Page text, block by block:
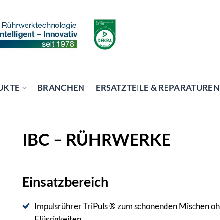
BRANCHEN ERSATZTEILE & REPARATUREN
IBC – RÜHRWERKE
Einsatzbereich
Impulsrührer TriPuls ® zum schonenden Mischen